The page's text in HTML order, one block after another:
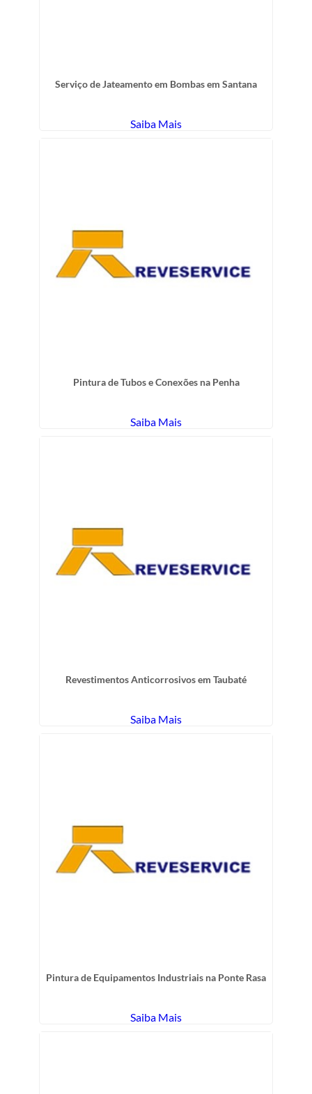
Serviço de Jateamento em Bombas em Santana
Saiba Mais
Pintura de Tubos e Conexões na Penha
Saiba Mais
Revestimentos Anticorrosivos em Taubaté
Saiba Mais
Pintura de Equipamentos Industriais na Ponte Rasa
Saiba Mais